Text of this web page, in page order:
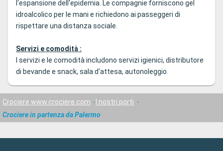
l'espansione dell'epidemia. Le compagnie forniscono gel
idroalcolico per le mani e richiedono ai passeggeri di
rispettare una distanza sociale.
Servizi e comodità :
I servizi e le comodità includono servizi igienici, distributore
di bevande e snack, sala d'attesa, autonoleggio.
Crociere www.crociere.com
I nostri porti
Crociere in partenza da Palermo